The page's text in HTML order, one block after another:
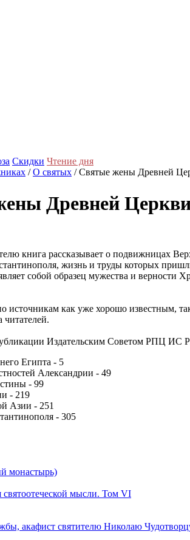
Скидки Чтение дня
/О святых / Святые жены Древней
Древней
книга рассказывает о подвижницах
жизнь и труды которых
собой образец мужества и верности
источникам как уже хорошо известным,
читателей.
Издательским Советом РПЦ ИС
Египта - 5
Александрии - 49
- 99
- 219
Азии - 251
- 305
монастырь)
мысли. Том VI
акафист святителю Николаю